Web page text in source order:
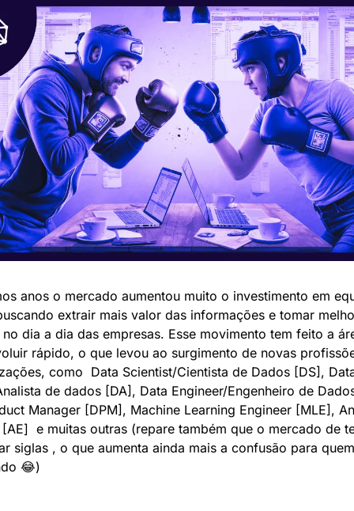
anos o mercado aumentou muito o investimento em
extrair mais valor das informações e tomar
dia a dia das empresas. Esse movimento tem feito a
rápido, o que levou ao surgimento de novas
como  Data Scientist/Cientista de Dados [DS],
de dados [DA], Data Engineer/Engenheiro de
Manager [DPM], Machine Learning Engineer [MLE],
[AE]  e muitas outras (repare também que o mercado de
siglas , o que aumenta ainda mais a confusão para
😂)